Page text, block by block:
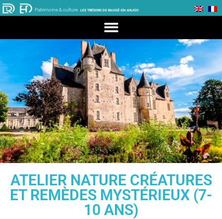
Patrimoine & culture LES TRÉSORS DE BAUGÉ-EN-ANJOU
ATELIER NATURE CRÉATURES
ET REMÈDES MYSTÉRIEUX (7-
10 ANS)